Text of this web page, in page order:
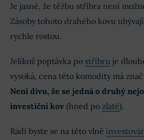
Je jasné, že těžbu stříbra není
Zásoby tohoto drahého kovu
rychle rostou.
Jelikož poptávka po stříbru je
vysoká, cena této komodity má
Není divu, že se jedná o druhý
investiční kov (hned po zlatě).
Rádi byste se na této vlně